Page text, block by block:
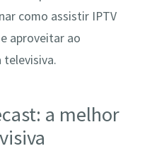
como assistir IPTV
aproveitar ao
televisiva.
a melhor